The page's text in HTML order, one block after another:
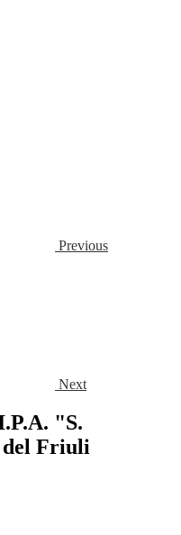
Previous
Next
"S.
del Friuli